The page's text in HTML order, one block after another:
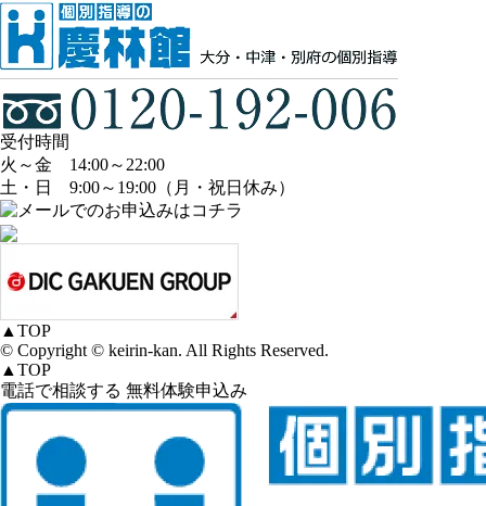
受付時間
火～金 14:00～22:00
土・日 9:00～19:00（月・祝日休み）
▲ TOP
© Copyright © keirin-kan. All Rights Reserved.
▲ TOP
電話で相談する 無料体験申込み